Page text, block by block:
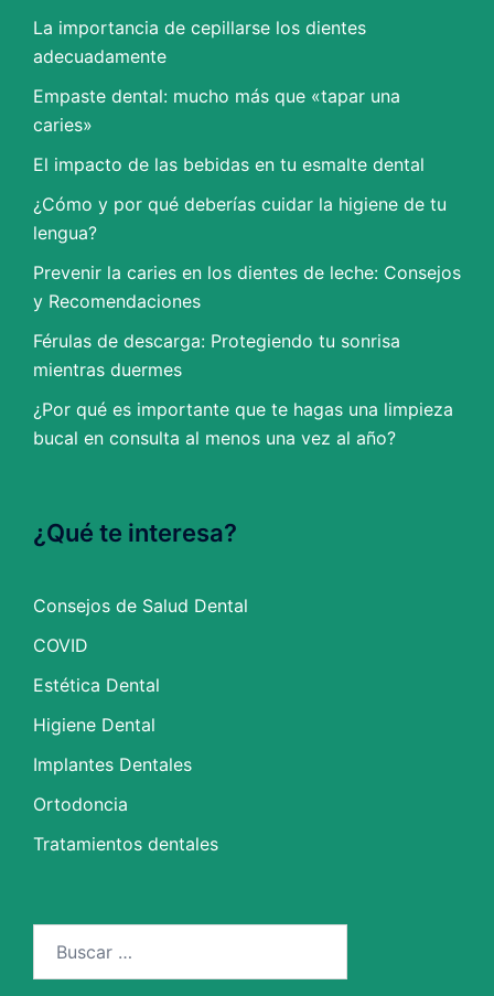
La importancia de cepillarse los dientes
adecuadamente
Empaste dental: mucho más que «tapar una
caries»
El impacto de las bebidas en tu esmalte dental
¿Cómo y por qué deberías cuidar la higiene de tu
lengua?
Prevenir la caries en los dientes de leche: Consejos
y Recomendaciones
Férulas de descarga: Protegiendo tu sonrisa
mientras duermes
¿Por qué es importante que te hagas una limpieza
bucal en consulta al menos una vez al año?
¿Qué te interesa?
Consejos de Salud Dental
COVID
Estética Dental
Higiene Dental
Implantes Dentales
Ortodoncia
Tratamientos dentales